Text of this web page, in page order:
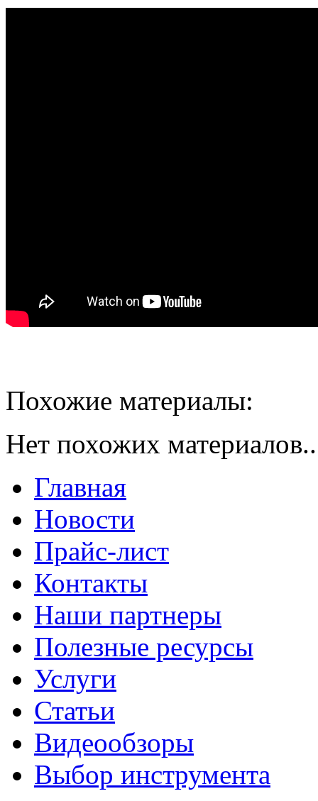
Похожие материалы:
Нет похожих
Главная
Новости
Прайс-лист
Контакты
Наши партнеры
Полезные ресурсы
Услуги
Статьи
Видеообзоры
Выбор инструмента